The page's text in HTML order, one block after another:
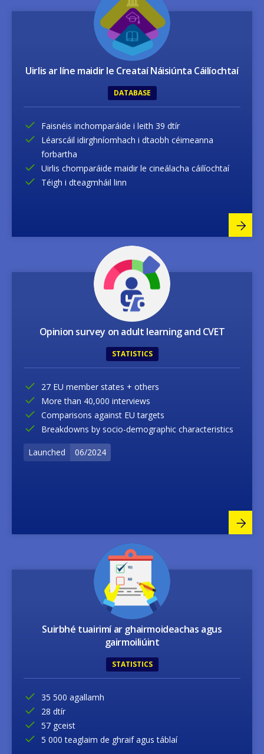
Uirlis ar líne maidir le Creataí Náisiúnta Cáilíochtaí
DATABASE
Faisnéis inchomparáide i leith 39 dtír
Léarscáil idirghníomhach i dtaobh céimeanna
forbartha
Uirlis chomparáide maidir le cineálacha cáilíochtaí
Téigh i dteagmháil linn
Image
Opinion survey on adult learning and CVET
STATISTICS
27 EU member states + others
More than 40,000 interviews
Comparisons against EU targets
Breakdowns by socio-demographic characteristics
Launched 06/2024
Image
Suirbhé tuairimí ar ghairmoideachas agus
gairmoiliúint
STATISTICS
35 500 agallamh
28 dtír
57 gceist
5 000 teaglaim de ghraif agus táblaí